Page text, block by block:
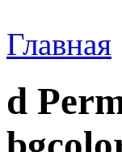
Главная
d